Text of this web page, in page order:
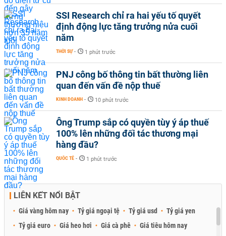
SSI Research chỉ ra hai yếu tố quyết
định động lực tăng trưởng nửa cuối
năm
THỜI SỰ - 1 phút trước
PNJ công bố thông tin bất thường liên
quan đến vấn đề nộp thuế
KINH DOANH - 10 phút trước
Ông Trump sắp có quyền tùy ý áp thuế
100% lên những đối tác thương mại
hàng đầu?
QUỐC TẾ - 1 phút trước
LIÊN KẾT NỔI BẬT
Giá vàng hôm nay Tỷ giá ngoại tệ Tỷ giá usd
Tỷ giá yen
Tỷ giá euro
Giá heo hơi Giá cà phê Giá tiêu hôm nay